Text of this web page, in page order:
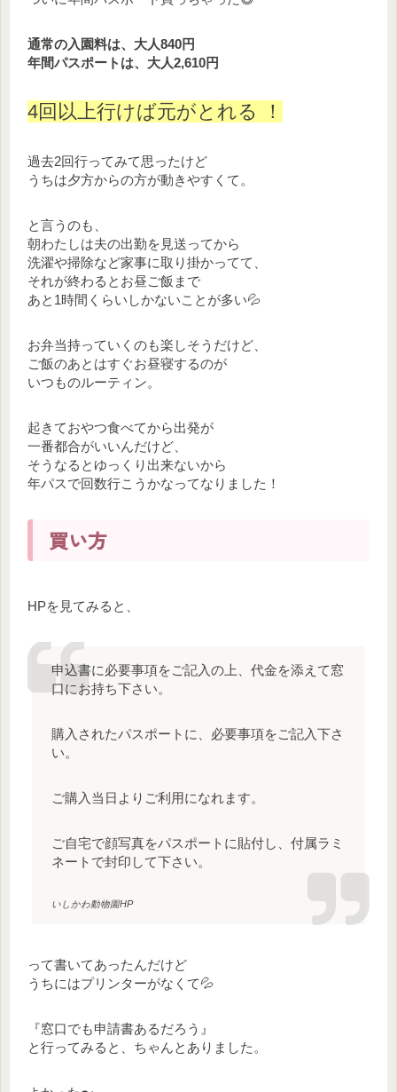
通常の入園料は、大人840円
年間パスポートは、大人2,610円
4回以上行けば元がとれる ！
過去2回行ってみて思ったけど
うちは夕方からの方が動きやすくて。
と言うのも、
朝わたしは夫の出勤を見送ってから
洗濯や掃除など家事に取り掛かってて、
それが終わるとお昼ご飯まで
あと1時間くらいしかないことが多い💦
お弁当持っていくのも楽しそうだけど、
ご飯のあとはすぐお昼寝するのが
いつものルーティン。
起きておやつ食べてから出発が
一番都合がいいんだけど、
そうなるとゆっくり出来ないから
年パスで回数行こうかなってなりました！
買い方
HPを見てみると、
申込書に必要事項をご記入の上、代金を添えて窓
口にお持ち下さい。
購入されたパスポートに、必要事項をご記入下さ
い。
ご購入当日よりご利用になれます。
ご自宅で顔写真をパスポートに貼付し、付属ラミ
ネートで封印して下さい。
いしかわ動物園HP
って書いてあったんだけど
うちにはプリンターがなくて💦
『窓口でも申請書あるだろう』
と行ってみると、ちゃんとありました。